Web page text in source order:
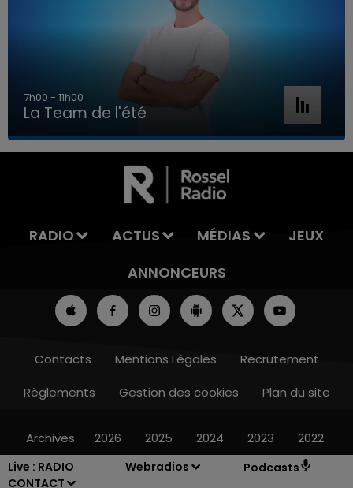
Live : RADIO
CONTACT
Webradios Podcasts
LA TEAM DE L'ÉTÉ
7h00 - 11h00
La Team de l'été
RADIO ACTUS MÉDIAS
JEUX
ANNONCEURS
Contacts Mentions Légales
Recrutement
Règlements
Gestion des cookies Plan du site
Archives 2026 2025 2024 2023 2022